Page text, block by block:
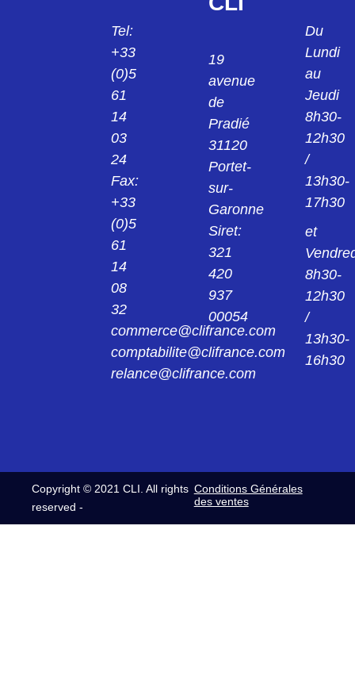
Tel:
+33
(0)5
61
14
03
24
Fax:
+33
(0)5
61
14
08
32
commerce@clifrance.com
comptabilite@clifrance.com
relance@clifrance.com
19
avenue
de
Pradié
31120
Portet-
sur-
Garonne
Siret:
321
420
937
00054
Du
Lundi
au
Jeudi
8h30-
12h30
/
13h30-
17h30
et
8h30-
12h30
/
13h30-
16h30
Copyright © 2021 CLI. All rights
reserved -
Conditions Générales
des ventes